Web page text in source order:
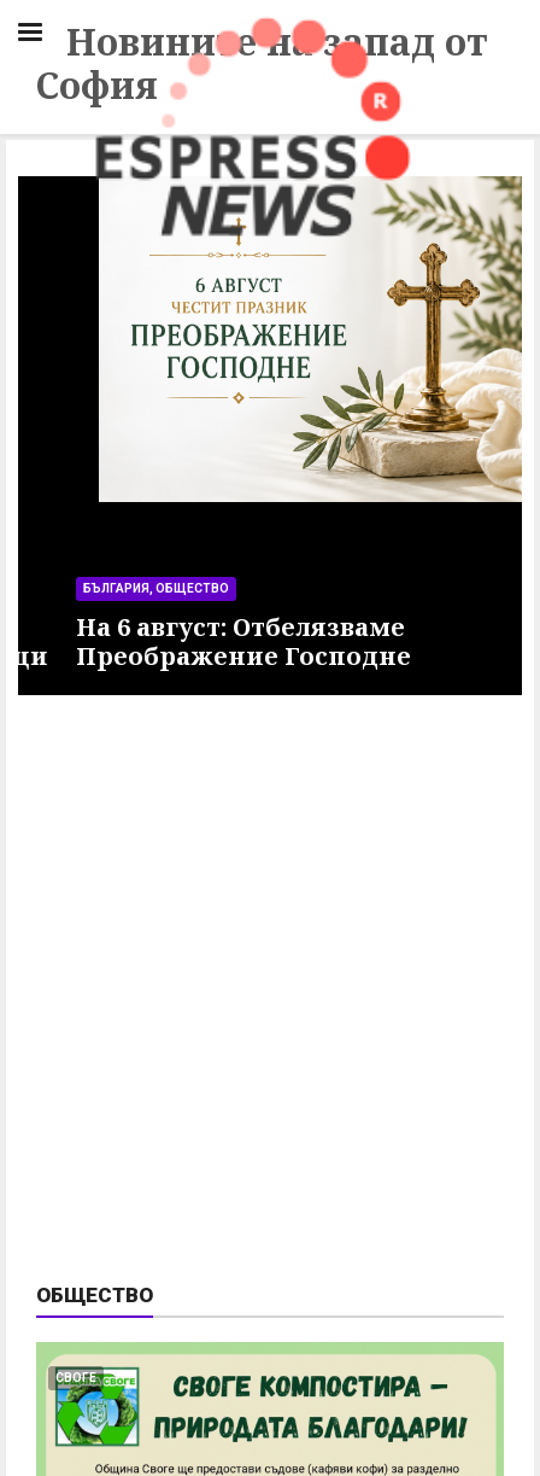
Новините на запад от
София
БЪЛГАРИЯ, ОБЩЕСТВО
На 6 август: Отбелязваме
Преображение Господне
ОБЩЕСТВО
СВОГЕ